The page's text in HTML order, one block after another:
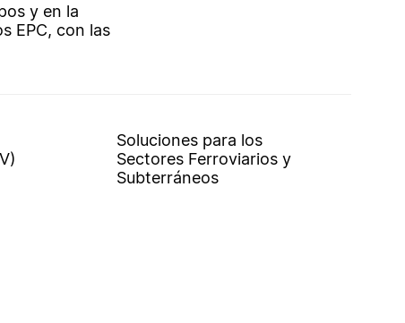
y en la
EPC, con las
Soluciones para los
Sectores Ferroviarios y
Subterráneos